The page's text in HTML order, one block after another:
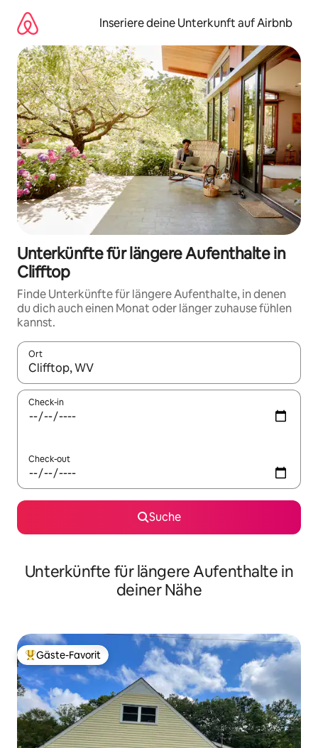
Inhalten
springen
Inseriere deine Unterkunft auf Airbnb
Unterkünfte für längere Aufenthalte in
Clifftop
Finde Unterkünfte für längere Aufenthalte, in denen
du dich auch einen Monat oder länger zuhause fühlen
kannst.
Ort
Wenn Ergebnisse verfügbar sind, navigiere mit den
Check-in
Check-out
Suche
Unterkünfte für längere Aufenthalte in
deiner Nähe
Beliebter Gäste-Favorit.
Gäste-Favorit